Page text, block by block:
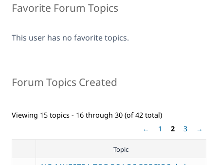
Favorite Forum Topics
This user has no favorite topics.
Forum Topics Created
Viewing 15 topics - 16 through 30 (of 42 total)
←
1 2 3 →
Topic